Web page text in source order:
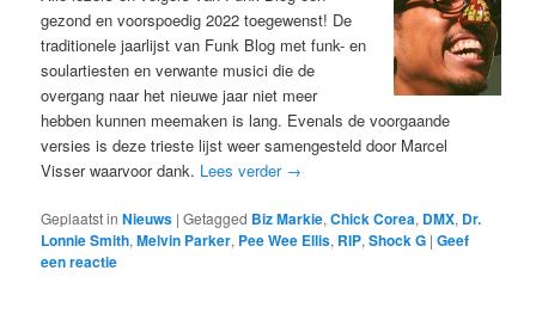
gezond en voorspoedig 2022 toegewenst! De
traditionele jaarlijst van Funk Blog met funk- en
soulartiesten en verwante musici die de
overgang naar het nieuwe jaar niet meer
hebben kunnen meemaken is lang. Evenals de voorgaande
versies is deze trieste lijst weer samengesteld door Marcel
Visser waarvoor dank. Lees verder →
Geplaatst in Nieuws |Getagged Biz Markie,Chick Corea, DMX, Dr.
Lonnie Smith,Melvin Parker, Pee Wee Ellis, RIP,Shock G |Geef
een reactie